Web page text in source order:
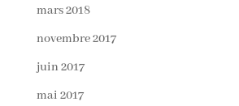
mars 2018
novembre 2017
juin 2017
mai 2017